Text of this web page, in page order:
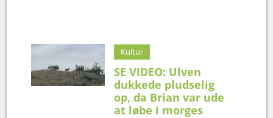
Kultur
SE VIDEO: Ulven
dukkede pludselig
op, da Brian var ude
at løbe i morges